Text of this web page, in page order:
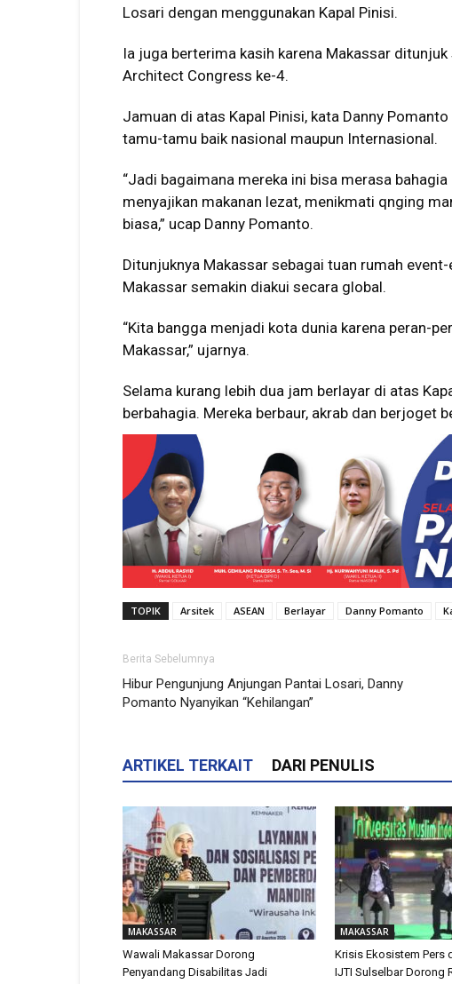
Losari dengan menggunakan Kapal Pinisi.
Ia juga berterima kasih karena Makassar
Architect Congress ke-4.
Jamuan di atas Kapal Pinisi, kata Danny
tamu-tamu baik nasional maupun Internasional.
“Jadi bagaimana mereka ini bisa merasa
menyajikan makanan lezat, menikmati qnging
biasa,” ucap Danny Pomanto.
Ditunjuknya Makassar sebagai tuan rumah
Makassar semakin diakui secara global.
“Kita bangga menjadi kota dunia karena peran-
Makassar,” ujarnya.
Selama kurang lebih dua jam berlayar di atas
berbahagia. Mereka berbaur, akrab dan berjoget
TOPIK Arsitek ASEAN Berlayar Danny Pomanto
Berita Sebelumnya
Hibur Pengunjung Anjungan Pantai Losari, Danny
Pomanto Nyanyikan “Kehilangan”
ARTIKEL TERKAIT DARI PENULIS
MAKASSAR
Wawali Makassar Dorong
Penyandang Disabilitas Jadi
MAKASSAR
Krisis Ekosistem Pers
IJTI Sulselbar Dorong